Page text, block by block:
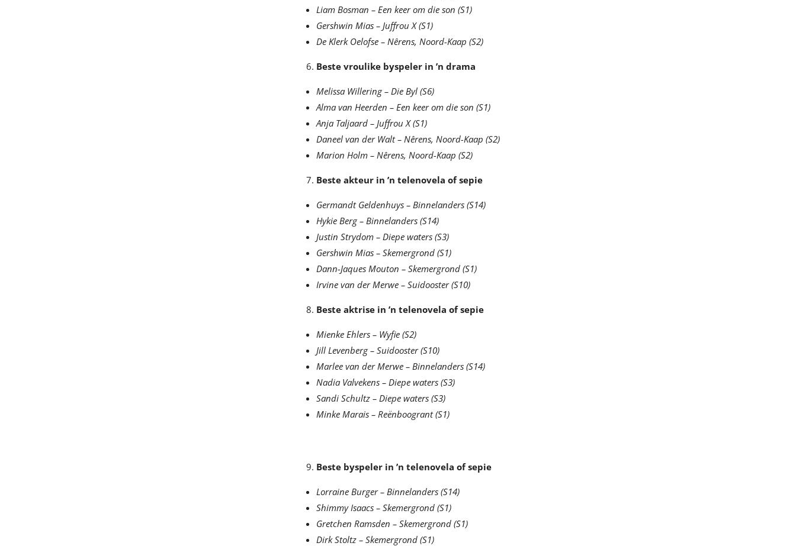
Liam Bosman – Een keer om die son (S1)
Gershwin Mias – Juffrou X (S1)
De Klerk Oelofse – Nêrens, Noord-Kaap (S2)
Beste vroulike byspeler in ’n drama
Melissa Willering – Die Byl (S6)
Alma van Heerden – Een keer om die son (S1)
Anja Taljaard – Juffrou X (S1)
Daneel van der Walt – Nêrens, Noord-Kaap (S2)
Marion Holm – Nêrens, Noord-Kaap (S2)
Beste akteur in ’n telenovela of sepie
Germandt Geldenhuys – Binnelanders (S14)
Hykie Berg – Binnelanders (S14)
Justin Strydom – Diepe waters (S3)
Gershwin Mias – Skemergrond (S1)
Dann-Jaques Mouton – Skemergrond (S1)
Irvine van der Merwe – Suidooster (S10)
Beste aktrise in ’n telenovela of sepie
Mienke Ehlers – Wyfie (S2)
Jill Levenberg – Suidooster (S10)
Marlee van der Merwe – Binnelanders (S14)
Nadia Valvekens – Diepe waters (S3)
Sandi Schultz – Diepe waters (S3)
Minke Marais – Reënboogrant (S1)
Beste byspeler in ’n telenovela of sepie
Lorraine Burger – Binnelanders (S14)
Shimmy Isaacs – Skemergrond (S1)
Gretchen Ramsden – Skemergrond (S1)
Dirk Stoltz – Skemergrond (S1)